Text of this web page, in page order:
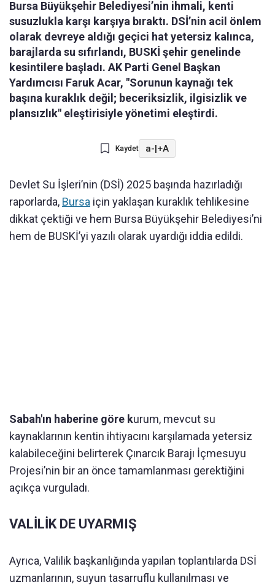
Bursa Büyükşehir Belediyesi’nin ihmali, kenti
susuzlukla karşı karşıya bıraktı. DSİ’nin acil önlem
olarak devreye aldığı geçici hat yetersiz kalınca,
barajlarda su sıfırlandı, BUSKİ şehir genelinde
kesintilere başladı. AK Parti Genel Başkan
Yardımcısı Faruk Acar, "Sorunun kaynağı tek
başına kuraklık değil; beceriksizlik, ilgisizlik ve
plansızlık" eleştirisiyle yönetimi eleştirdi.
Kaydet a-|+A
Devlet Su İşleri’nin (DSİ) 2025 başında hazırladığı
raporlarda, Bursa için yaklaşan kuraklık tehlikesine
dikkat çektiği ve hem Bursa Büyükşehir Belediyesi’ni
hem de BUSKİ’yi yazılı olarak uyardığı iddia edildi.
Sabah'ın haberine göre kurum, mevcut su
kaynaklarının kentin ihtiyacını karşılamada yetersiz
kalabileceğini belirterek Çınarcık Barajı İçmesuyu
Projesi’nin bir an önce tamamlanması gerektiğini
açıkça vurguladı.
VALİLİK DE UYARMIŞ
Ayrıca, Valilik başkanlığında yapılan toplantılarda DSİ
uzmanlarının, suyun tasarruflu kullanılması ve